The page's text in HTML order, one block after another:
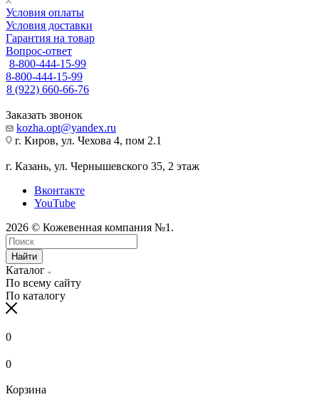
Условия оплаты
Условия доставки
Гарантия на товар
Вопрос-ответ
8-800-444-15-99
8-800-444-15-99
8 (922) 660-66-76
Заказать звонок
kozha.opt@yandex.ru
г. Киров, ул. Чехова 4, пом 2.1
г. Казань, ул. Чернышевского 35, 2 этаж
Вконтакте
YouTube
2026 © Кожевенная компания №1.
Найти
Каталог
По всему сайту
По каталогу
0
0
Корзина